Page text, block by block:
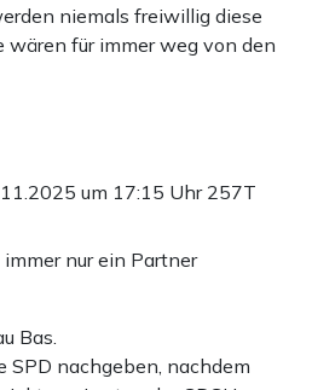
niemals freiwillig diese
wären für immer weg von den
um 17:15 Uhr 257T
immer nur ein Partner
Bas.
SPD nachgeben, nachdem